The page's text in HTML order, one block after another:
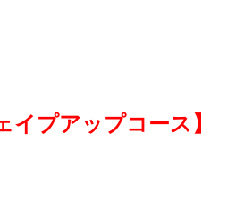
イプアップコース】